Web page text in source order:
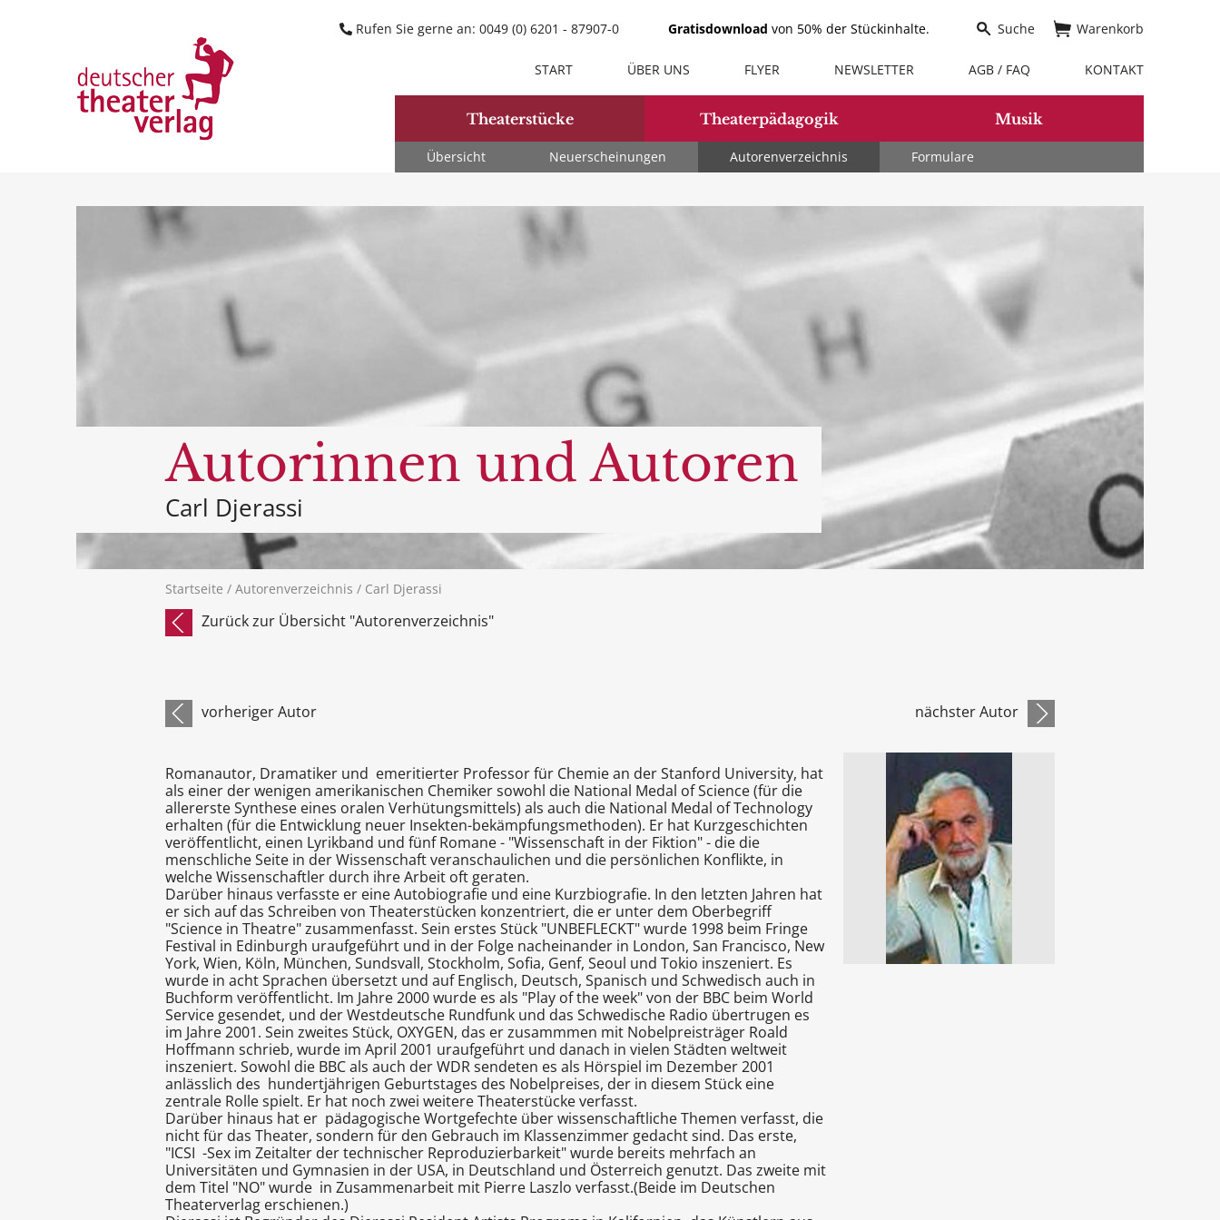
Theaterstücke
Übersicht Neuerscheinungen Autorenverzeichnis Formulare
Theaterpädagogik Musik
START ÜBER UNS FLYER NEWSLETTER AGB / FAQ KONTAKT
Warenkorb
Suche
Rufen Sie gerne an: 0049 (0) 6201 - 87907-0 Gratisdownload von 50% der Stückinhalte.
Autorinnen und Autoren
Carl Djerassi
Startseite / Autorenverzeichnis / Carl Djerassi
Zurück zur Übersicht "Autorenverzeichnis"
vorheriger Autor nächster Autor
Romanautor, Dramatiker und emeritierter Professor für Chemie an der Stanford University, hat
als einer der wenigen amerikanischen Chemiker sowohl die National Medal of Science (für die
allererste Synthese eines oralen Verhütungsmittels) als auch die National Medal of Technology
erhalten (für die Entwicklung neuer Insekten-bekämpfungsmethoden). Er hat Kurzgeschichten
veröffentlicht, einen Lyrikband und fünf Romane - "Wissenschaft in der Fiktion" - die die
menschliche Seite in der Wissenschaft veranschaulichen und die persönlichen Konflikte, in
welche Wissenschaftler durch ihre Arbeit oft geraten.
Darüber hinaus verfasste er eine Autobiografie und eine Kurzbiografie. In den letzten Jahren hat
er sich auf das Schreiben von Theaterstücken konzentriert, die er unter dem Oberbegriff
"Science in Theatre" zusammenfasst. Sein erstes Stück "UNBEFLECKT" wurde 1998 beim Fringe
Festival in Edinburgh uraufgeführt und in der Folge nacheinander in London, San Francisco, New
York, Wien, Köln, München, Sundsvall, Stockholm, Sofia, Genf, Seoul und Tokio inszeniert. Es
wurde in acht Sprachen übersetzt und auf Englisch, Deutsch, Spanisch und Schwedisch auch in
Buchform veröffentlicht. Im Jahre 2000 wurde es als "Play of the week" von der BBC beim World
Service gesendet, und der Westdeutsche Rundfunk und das Schwedische Radio übertrugen es
im Jahre 2001. Sein zweites Stück, OXYGEN, das er zusammmen mit Nobelpreisträger Roald
Hoffmann schrieb, wurde im April 2001 uraufgeführt und danach in vielen Städten weltweit
inszeniert. Sowohl die BBC als auch der WDR sendeten es als Hörspiel im Dezember 2001
anlässlich des hundertjährigen Geburtstages des Nobelpreises, der in diesem Stück eine
zentrale Rolle spielt. Er hat noch zwei weitere Theaterstücke verfasst.
Darüber hinaus hat er pädagogische Wortgefechte über wissenschaftliche Themen verfasst, die
nicht für das Theater, sondern für den Gebrauch im Klassenzimmer gedacht sind. Das erste,
"ICSI -Sex im Zeitalter der technischer Reproduzierbarkeit" wurde bereits mehrfach an
Universitäten und Gymnasien in der USA, in Deutschland und Österreich genutzt. Das zweite mit
dem Titel "NO" wurde in Zusammenarbeit mit Pierre Laszlo verfasst.(Beide im Deutschen
Theaterverlag erschienen.)